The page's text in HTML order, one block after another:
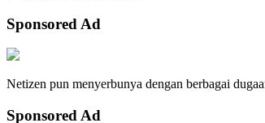
Sponsored Ad
Netizen pun menyerbunya dengan berbagai
Sponsored Ad